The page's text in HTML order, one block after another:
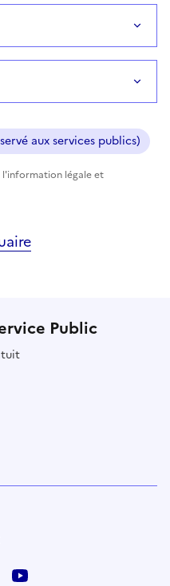
aux services publics)
légale et
Public
Instagram